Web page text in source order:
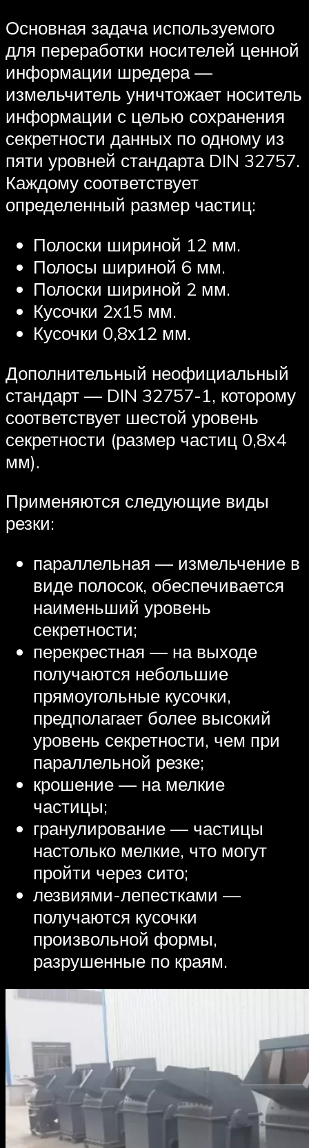
Основная задача используемого
для переработки носителей ценной
информации шредера —
измельчитель уничтожает носитель
информации с целью сохранения
секретности данных по одному из
пяти уровней стандарта DIN 32757.
Каждому соответствует
определенный размер частиц:
Полоски шириной 12 мм.
Полосы шириной 6 мм.
Полоски шириной 2 мм.
Кусочки 2х15 мм.
Кусочки 0,8х12 мм.
Дополнительный неофициальный
стандарт — DIN 32757-1, которому
соответствует шестой уровень
секретности (размер частиц 0,8х4
мм).
Применяются следующие виды
резки:
параллельная — измельчение в
виде полосок, обеспечивается
наименьший уровень
секретности;
перекрестная — на выходе
получаются небольшие
прямоугольные кусочки,
предполагает более высокий
уровень секретности, чем при
параллельной резке;
крошение — на мелкие
частицы;
гранулирование — частицы
настолько мелкие, что могут
пройти через сито;
лезвиями-лепестками —
получаются кусочки
произвольной формы,
разрушенные по краям.